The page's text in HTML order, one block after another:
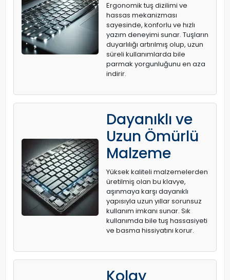
Ergonomik tuş dizilimi ve
hassas mekanizması
sayesinde, konforlu ve hızlı
yazım deneyimi sunar. Tuşların
duyarlılığı artırılmış olup, uzun
süreli kullanımlarda bile
parmak yorgunluğunu en aza
indirir.
Dayanıklı ve
Uzun Ömürlü
Malzeme
Yüksek kaliteli malzemelerden
üretilmiş olan bu klavye,
aşınmaya karşı dayanıklı
yapısıyla uzun yıllar sorunsuz
kullanım imkanı sunar. Sık
kullanımda bile tuş hassasiyeti
ve basma hissiyatını korur.